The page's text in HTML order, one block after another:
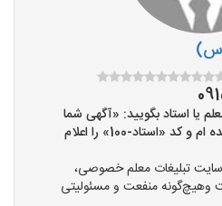
یا استاد بگویید: «آگهی شما
را در سایت هزار استاد دیده ام و کد «استاد-100» را اعلام
تبلیغات معلم خصوصی،
وهیچ‌گونه منفعت و مسئولیتی